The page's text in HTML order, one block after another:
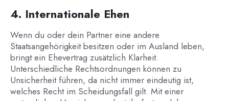
4. Internationale Ehen
Wenn du oder dein Partner eine andere
Staatsangehörigkeit besitzen oder im Ausland leben,
bringt ein Ehevertrag zusätzlich Klarheit.
Unterschiedliche Rechtsordnungen können zu
Unsicherheit führen, da nicht immer eindeutig ist,
welches Recht im Scheidungsfall gilt. Mit einer